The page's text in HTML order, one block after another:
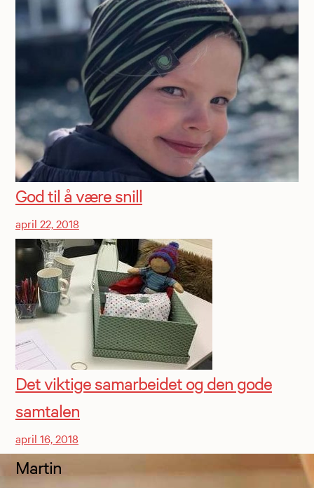
God til å være snill
april 22, 2018
Det viktige samarbeidet og den gode
samtalen
april 16, 2018
Martin